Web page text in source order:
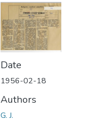
Date
1956-02-18
Authors
G. J.